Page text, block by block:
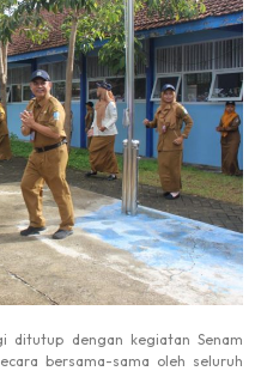
ditutup dengan kegiatan Senam
bersama-sama oleh seluruh